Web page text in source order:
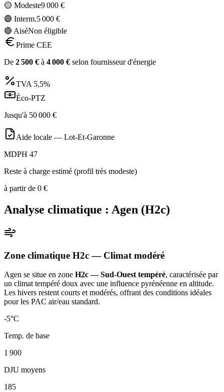
🟡 Modeste9 000 €
🟣 Interm.5 000 €
🔴 AiséNon éligible
Prime CEE
De 2 500 € à 4 000 € selon fournisseur d'énergie
TVA 5,5%
Éco-PTZ
Jusqu'à 50 000 €
Aide locale — Lot-Et-Garonne
MDPH 47
Reste à charge estimé (profil très modeste)
à partir de 0 €
Analyse climatique : Agen (H2c)
Zone climatique H2c— Climat modéré
Agen se situe en zone H2c — Sud-Ouest tempéré, caractérisée par
un climat tempéré doux avec une influence pyrénéenne en altitude.
Les hivers restent courts et modérés, offrant des conditions idéales
pour les PAC air/eau standard.
-5°C
Temp. de base
1 900
DJU moyens
185